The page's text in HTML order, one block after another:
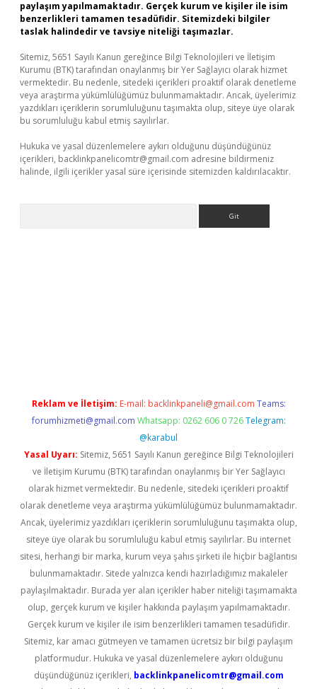
paylaşım yapılmamaktadır. Gerçek kurum ve kişiler ile isim
benzerlikleri tamamen tesadüfidir. Sitemizdeki bilgiler
taslak halindedir ve tavsiye niteliği taşımazlar.
Sitemiz, 5651 Sayılı Kanun gereğince Bilgi Teknolojileri ve İletişim
Kurumu (BTK) tarafından onaylanmış bir Yer Sağlayıcı olarak hizmet
vermektedir. Bu nedenle, sitedeki içerikleri proaktif olarak denetleme
veya araştırma yükümlülüğümüz bulunmamaktadır. Ancak, üyelerimiz
yazdıkları içeriklerin sorumluluğunu taşımakta olup, siteye üye olarak
bu sorumluluğu kabul etmiş sayılırlar.
Hukuka ve yasal düzenlemelere aykırı olduğunu düşündüğünüz
içerikleri, backlinkpanelicomtr@gmail.com adresine bildirmeniz
halinde, ilgili içerikler yasal süre içerisinde sitemizden kaldırılacaktır.
Reklam ve İletişim: E-mail: backlinkpaneli@gmail.com Teams:
forumhizmeti@gmail.com Whatsapp: 0262 606 0 726 Telegram:
@karabul
Yasal Uyarı: Sitemiz, 5651 Sayılı Kanun gereğince Bilgi Teknolojileri
ve İletişim Kurumu (BTK) tarafından onaylanmış bir Yer Sağlayıcı
olarak hizmet vermektedir. Bu nedenle, sitedeki içerikleri proaktif
olarak denetleme veya araştırma yükümlülüğümüz bulunmamaktadır.
Ancak, üyelerimiz yazdıkları içeriklerin sorumluluğunu taşımakta olup,
siteye üye olarak bu sorumluluğu kabul etmiş sayılırlar. Bu internet
sitesi, herhangi bir marka, kurum veya şahıs şirketi ile hiçbir bağlantısı
bulunmamaktadır. Sitede yalnızca kendi hazırladığımız makaleler
paylaşılmaktadır. Burada yer alan içerikler haber niteliği taşımamakta
olup, gerçek kurum ve kişiler hakkında paylaşım yapılmamaktadır.
Gerçek kurum ve kişiler ile isim benzerlikleri tamamen tesadüfidir.
Sitemiz, kar amacı gütmeyen ve tamamen ücretsiz bir bilgi paylaşım
platformudur. Hukuka ve yasal düzenlemelere aykırı olduğunu
düşündüğünüz içerikleri, backlinkpanelicomtr@gmail.com